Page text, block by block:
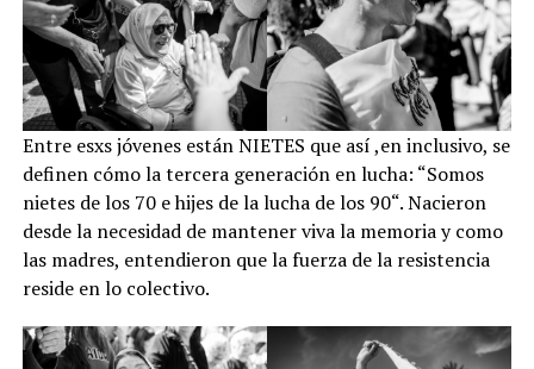
Entre esxs jóvenes están NIETES que así ,en inclusivo, se
definen cómo la tercera generación en lucha: “Somos
nietes de los 70 e hijes de la lucha de los 90“. Nacieron
desde la necesidad de mantener viva la memoria y como
las madres, entendieron que la fuerza de la resistencia
reside en lo colectivo.